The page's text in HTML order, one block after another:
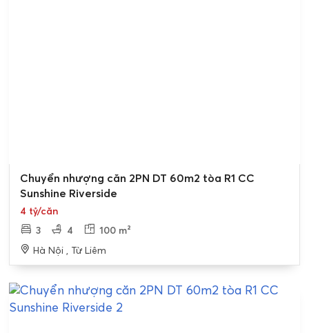
Bán gấp
Chuyển nhượng căn 2PN DT 60m2 tòa R1 CC
Sunshine Riverside
4 tỷ/căn
3
4 100 m²
Hà Nội , Từ Liêm